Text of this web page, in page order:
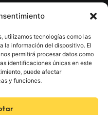
utilizamos tecnologías como las
la información del dispositivo. El
permitirá procesar datos como
identificaciones únicas en este
puede afectar
y funciones.